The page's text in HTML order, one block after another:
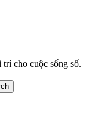
cho cuộc sống số.